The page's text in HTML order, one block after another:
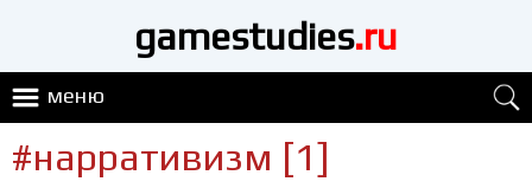
gamestudies.ru
меню
#нарративизм [1]